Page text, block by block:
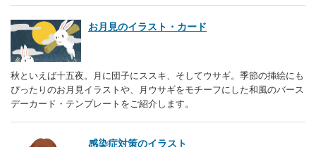
お月見のイラスト・カード
秋といえば十五夜。月に団子にススキ、そしてウサギ。季節の挿絵にも
ぴったりのお月見イラストや、月ウサギをモチーフにした和風のバース
デーカード・テンプレートをご紹介します。
感染症対策のイラスト